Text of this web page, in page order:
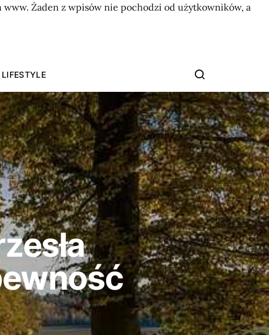
www. Żaden z wpisów nie pochodzi od użytkowników, a
LIFESTYLE